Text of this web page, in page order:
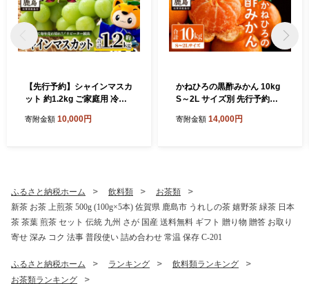
【先行予約】シャインマスカ
ット 約1.2kg ご家庭用 冷蔵
送】 B-658
寄附金額 10,000円
かねひろの黒酢みかん 10kg
S～2L サイズ別 先行予約《1
定》温州みかん ふるさと納
寄附金額 14,000円
ふるさと納税ホーム 飲料類
お茶類
新茶 お茶 上煎茶 500g (100g×5本) 佐賀県 鹿島市 うれしの茶 嬉野茶 緑茶 日本
茶 茶葉 煎茶 セット 伝統 九州 さが 国産 送料無料 ギフト 贈り物 贈答 お取り
寄せ 深み コク 法事 普段使い 詰め合わせ 常温 保存 C-201
ふるさと納税ホーム ランキング
飲料類ランキング
お茶類ランキング